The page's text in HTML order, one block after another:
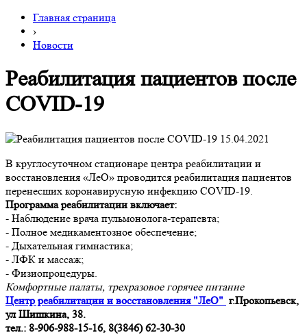
Главная страница
›
Новости
Реабилитация пациентов после
COVID-19
15.04.2021
В круглосуточном стационаре центра реабилитации и
восстановления «ЛеО» проводится реабилитация пациентов
перенесших коронавирусную инфекцию COVID-19.
Программа реабилитации включает:
- Наблюдение врача пульмонолога-терапевта;
- Полное медикаментозное обеспечение;
- Дыхательная гимнастика;
- ЛФК и массаж;
- Физиопроцедуры.
Комфортные палаты, трехразовое горячее питание
Центр реабилитации и восстановления "ЛеО" г.Прокопьевск,
ул Шишкина, 38.
тел.: 8-906-988-15-16, 8(3846) 62-30-30